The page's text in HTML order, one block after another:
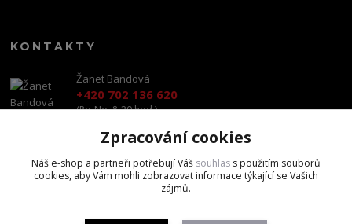
KONTAKTY
Žanet Bandová
+420 702 136 620
(Po-Ne, 8-20 hod.)
shop@brandscapital.cz
Zpracování cookies
Náš e-shop a partneři potřebují Váš souhlas s použitím souborů
cookies, aby Vám mohli zobrazovat informace týkající se Vašich
zájmů.